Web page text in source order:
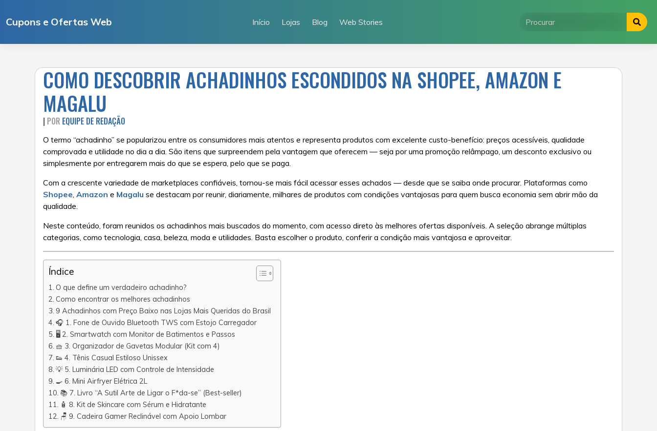
paraCupons e Ofertas Web Início Lojas Blog Web Stories
COMO DESCOBRIR ACHADINHOS ESCONDIDOS NA SHOPEE, AMAZON E
MAGALU
| POR EQUIPE DE REDAÇÃO
O termo “achadinho” se popularizou entre os consumidores mais atentos e representa produtos com excelente custo-benefício: preços acessíveis, qualidade
comprovada e utilidade no dia a dia. São itens que surpreendem pela vantagem que oferecem — seja por uma promoção relâmpago, um desconto exclusivo ou
simplesmente por entregarem mais do que se espera, pelo que se paga.
Com a crescente variedade de marketplaces confiáveis, tornou-se mais fácil acessar esses achados — desde que se saiba onde procurar. Plataformas como
Shopee, Amazon e Magalu se destacam por reunir, diariamente, milhares de produtos com condições vantajosas para quem busca economia sem abrir mão da
qualidade.
Neste conteúdo, foram reunidos os achadinhos mais buscados do momento, com acesso direto às melhores ofertas disponíveis. A seleção abrange múltiplas
categorias, como tecnologia, casa, beleza, moda e utilidades. Basta escolher o produto, conferir a condição mais vantajosa e aproveitar.
Índice
O que define um verdadeiro achadinho?
Como encontrar os melhores achadinhos
9 Achadinhos com Preço Baixo nas Lojas Mais Queridas do Brasil
🎧 1. Fone de Ouvido Bluetooth TWS com Estojo Carregador
🖥️ 2. Smartwatch com Monitor de Batimentos e Passos
🧺 3. Organizador de Gavetas Modular (Kit com 4)
👟 4. Tênis Casual Estiloso Unissex
💡 5. Luminária LED com Controle de Intensidade
🍳 6. Mini Airfryer Elétrica 2L
📚 7. Livro “A Sutil Arte de Ligar o F*da-se” (Best-seller)
🧴 8. Kit de Skincare com Sérum e Hidratante
🪑 9. Cadeira Gamer Reclinável com Apoio Lombar